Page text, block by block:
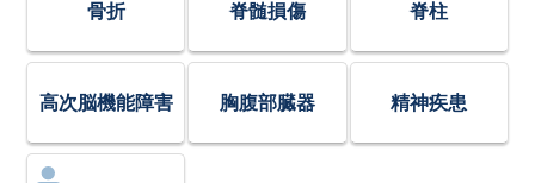
骨折 脊髄損傷 脊柱
高次脳機能障害 胸腹部臓器 精神疾患